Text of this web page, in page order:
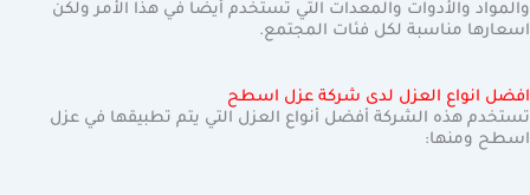
والمواد والأدوات والمعدات التي تستخدم أيضا في هذا الأمر ولكن
اسعارها مناسبة لكل فئات المجتمع.
افضل انواع العزل لدى شركة عزل اسطح
تستخدم هذه الشركة أفضل أنواع العزل التي يتم تطبيقها في عزل
اسطح ومنها: